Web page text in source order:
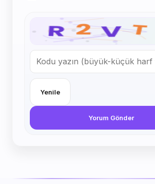
Yenile
Yorum Gönder